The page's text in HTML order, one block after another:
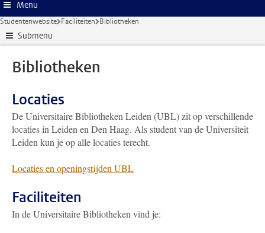
Menu
Studentenwebsite Faciliteiten Bibliotheken
Submenu
Bibliotheken
Locaties
De Universitaire Bibliotheken Leiden (UBL) zit op verschillende
locaties in Leiden en Den Haag. Als student van de Universiteit
Leiden kun je op alle locaties terecht.
Locaties en openingstijden UBL
Faciliteiten
In de Universitaire Bibliotheken vind je: